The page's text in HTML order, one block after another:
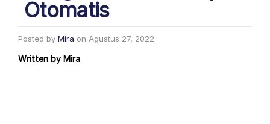
Otomatis
Posted by Mira on Agustus 27, 2022
Written by Mira